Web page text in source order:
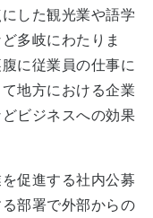
した観光業や語学
多岐にわたりま
に従業員の仕事に
地方における企業
ビジネスへの効果
促進する社内公募
部署で外部からの